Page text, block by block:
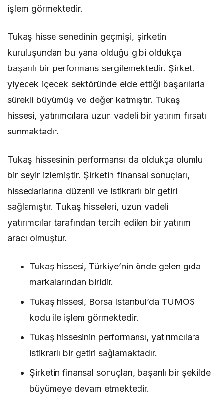
işlem görmektedir.
Tukaş hisse senedinin geçmişi, şirketin
kuruluşundan bu yana olduğu gibi oldukça
başarılı bir performans sergilemektedir. Şirket,
yiyecek içecek sektöründe elde ettiği başarılarla
sürekli büyümüş ve değer katmıştır. Tukaş
hissesi, yatırımcılara uzun vadeli bir yatırım fırsatı
sunmaktadır.
Tukaş hissesinin performansı da oldukça olumlu
bir seyir izlemiştir. Şirketin finansal sonuçları,
hissedarlarına düzenli ve istikrarlı bir getiri
sağlamıştır. Tukaş hisseleri, uzun vadeli
yatırımcılar tarafından tercih edilen bir yatırım
aracı olmuştur.
Tukaş hissesi, Türkiye’nin önde gelen gıda
markalarından biridir.
Tukaş hissesi, Borsa Istanbul’da TUMOS
kodu ile işlem görmektedir.
Tukaş hissesinin performansı, yatırımcılara
istikrarlı bir getiri sağlamaktadır.
Şirketin finansal sonuçları, başarılı bir şekilde
büyümeye devam etmektedir.